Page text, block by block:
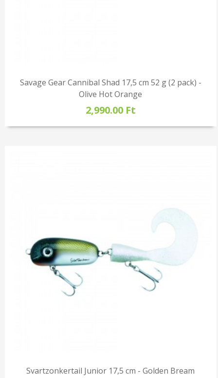
Savage Gear Cannibal Shad 17,5 cm 52 g (2 pack) -
Olive Hot Orange
2,990.00 Ft
Svartzonkertail Junior 17,5 cm - Golden Bream